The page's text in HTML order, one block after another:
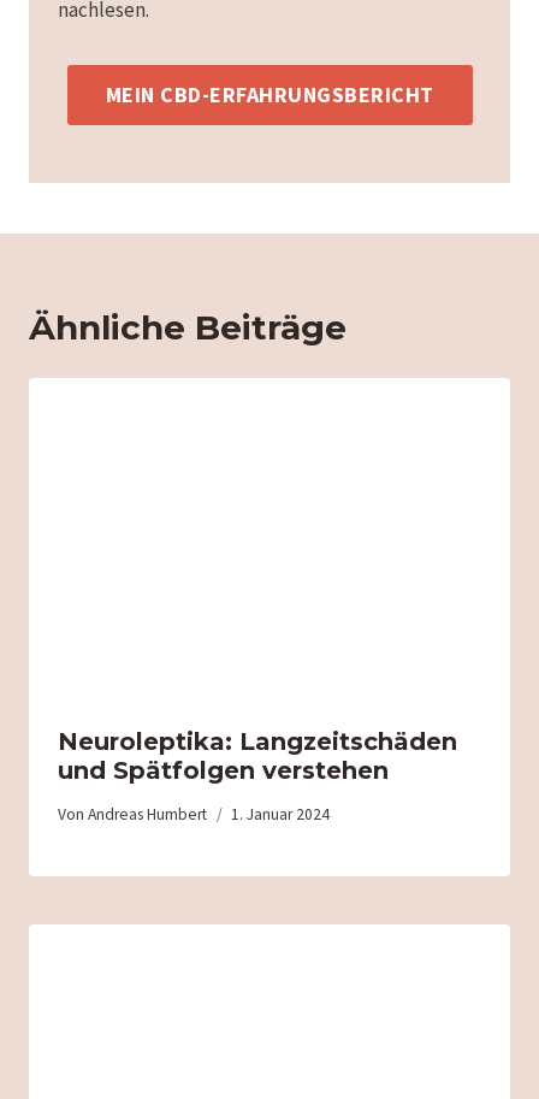
nachlesen.
MEIN CBD-ERFAHRUNGSBERICHT
Ähnliche Beiträge
Neuroleptika: Langzeitschäden
und Spätfolgen verstehen
Von Andreas Humbert 1. Januar 2024